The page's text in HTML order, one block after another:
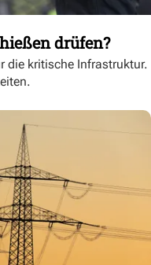
drüfen?
die kritische Infrastruktur.